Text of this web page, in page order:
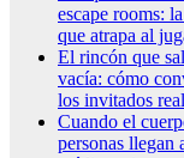
escape rooms:
que atrapa al
El rincón que
vacía: cómo
los invitados
Cuando el
personas llegan